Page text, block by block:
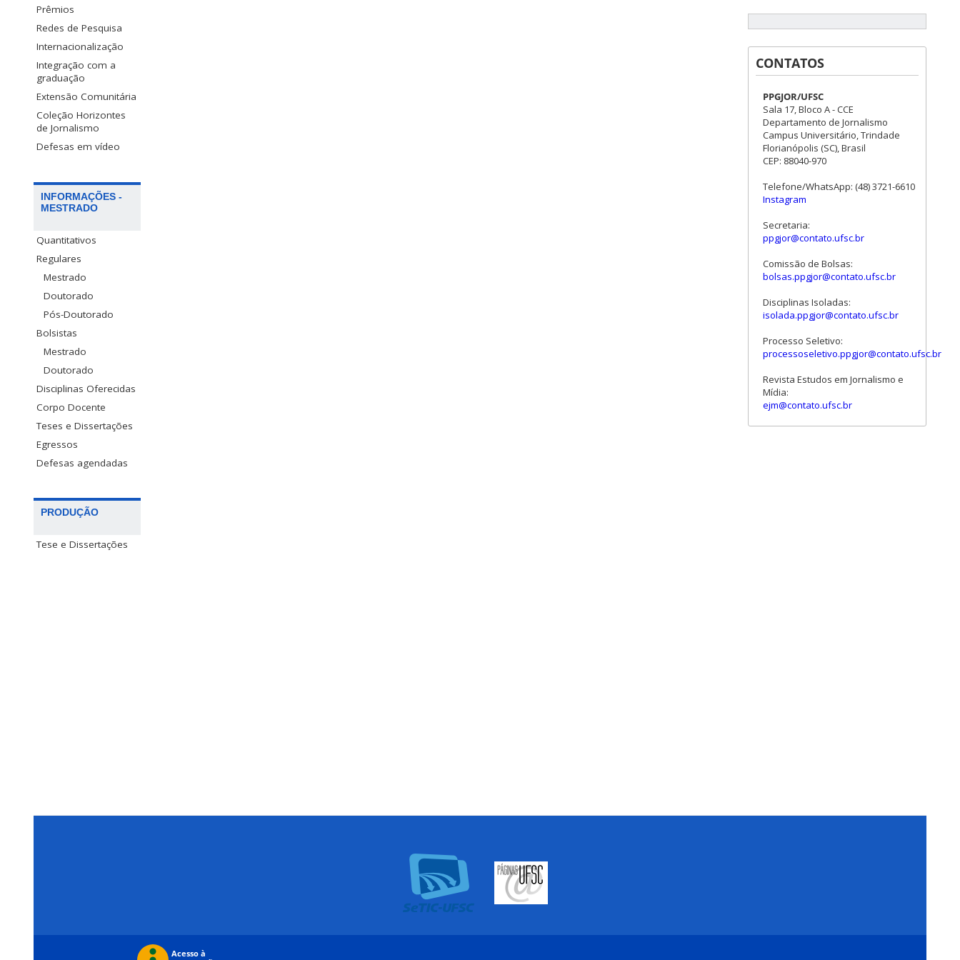
Prêmios
Redes de Pesquisa
Internacionalização
Integração com a
graduação
Extensão Comunitária
Coleção Horizontes
de Jornalismo
Defesas em vídeo
INFORMAÇÕES -
MESTRADO
Quantitativos
Regulares
Mestrado
Doutorado
Pós-Doutorado
Bolsistas
Mestrado
Doutorado
Disciplinas Oferecidas
Corpo Docente
Teses e Dissertações
Egressos
Defesas agendadas
PRODUÇÃO
Tese e Dissertações
CONTATOS
PPGJOR/UFSC
Sala 17, Bloco A - CCE
Departamento de Jornalismo
Campus Universitário, Trindade
Florianópolis (SC), Brasil
CEP: 88040-970
Telefone/WhatsApp: (48) 3721-6610
Instagram
Secretaria:
ppgjor@contato.ufsc.br
Comissão de Bolsas:
bolsas.ppgjor@contato.ufsc.br
Disciplinas Isoladas:
isolada.ppgjor@contato.ufsc.br
Processo Seletivo:
processoseletivo.ppgjor@contato.ufsc.br
Revista Estudos em Jornalismo e
Mídia:
ejm@contato.ufsc.br